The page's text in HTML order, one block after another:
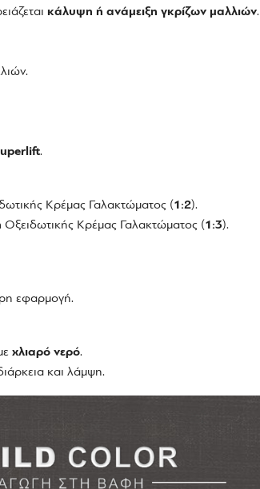
κάλυψη ή ανάμειξη γκρίζων μαλλιών.
.
Κρέμας Γαλακτώματος (1:2).
Οξειδωτικής Κρέμας Γαλακτώματος (1:3).
εφαρμογή.
χλιαρό νερό.
και λάμψη.